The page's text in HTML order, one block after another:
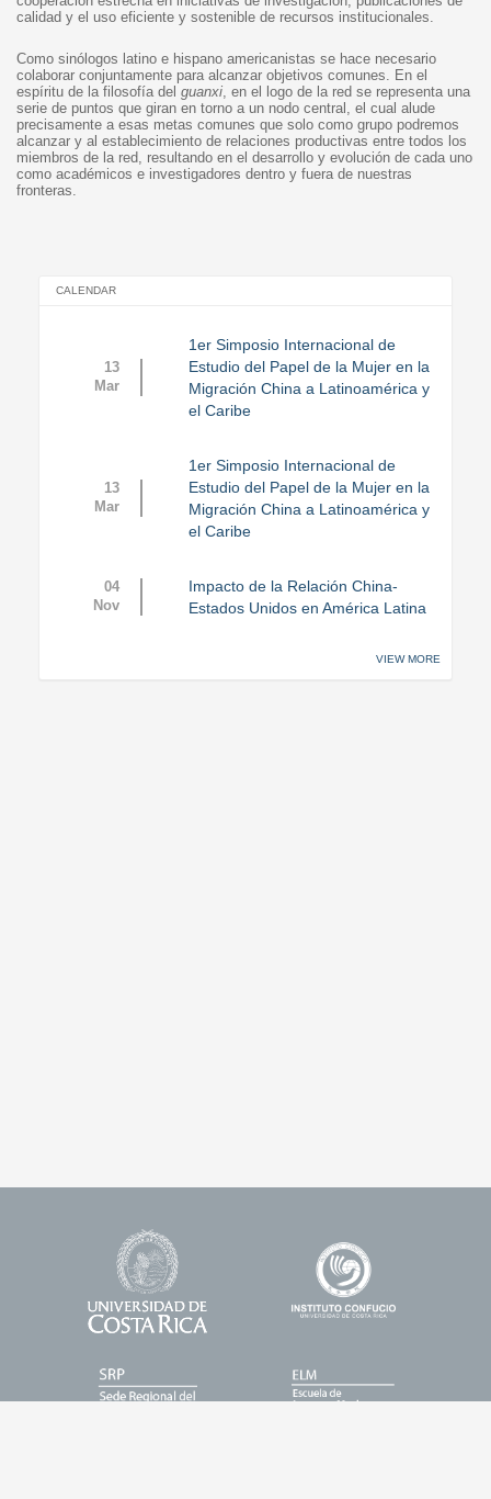
calidad y el uso eficiente y sostenible de recursos institucionales.
Como sinólogos latino e hispano americanistas se hace necesario
colaborar conjuntamente para alcanzar objetivos comunes. En el
espíritu de la filosofía del guanxi, en el logo de la red se representa una
serie de puntos que giran en torno a un nodo central, el cual alude
precisamente a esas metas comunes que solo como grupo podremos
alcanzar y al establecimiento de relaciones productivas entre todos los
miembros de la red, resultando en el desarrollo y evolución de cada uno
como académicos e investigadores dentro y fuera de nuestras
fronteras.
CALENDAR
13
Mar
1er Simposio Internacional de
Estudio del Papel de la Mujer en la
Migración China a Latinoamérica y
el Caribe
13
Mar
1er Simposio Internacional de
Estudio del Papel de la Mujer en la
Migración China a Latinoamérica y
el Caribe
04
Nov
Impacto de la Relación China-
Estados Unidos en América Latina
VIEW MORE
Universidad
de
Costa
Rica
Enlace
1